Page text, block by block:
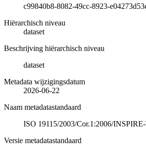
c99840b8-8082-49cc-8923-
Hiërarchisch niveau
dataset
Beschrijving hiërarchisch niveau
dataset
Metadata wijzigingsdatum
2026-06-22
Naam metadatastandaard
ISO 19115/2003/Cor.1:2006/
Versie metadatastandaard